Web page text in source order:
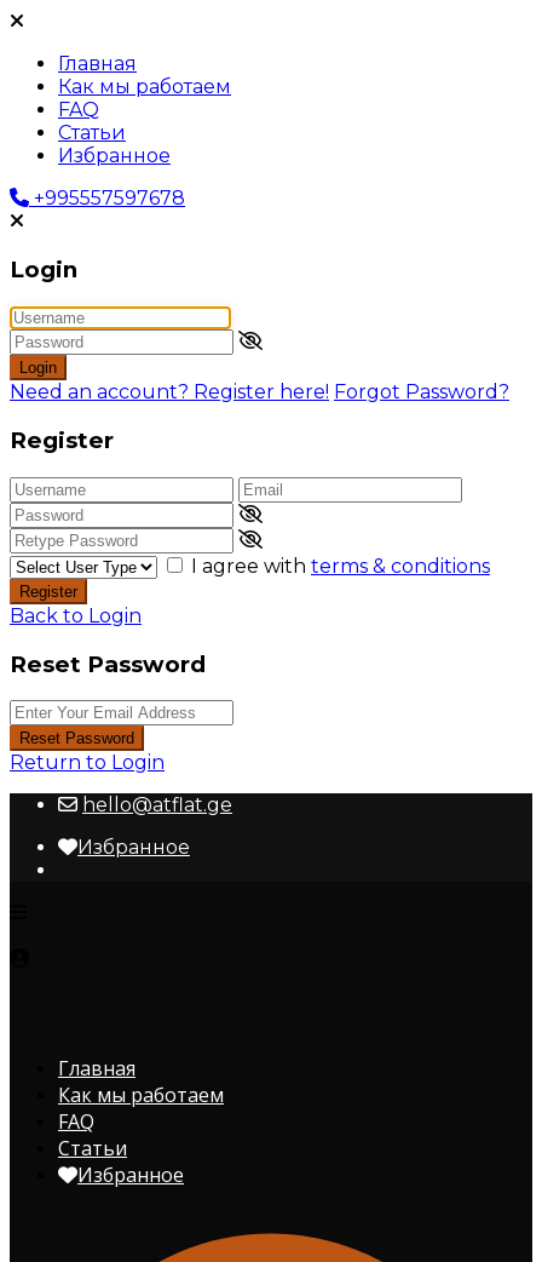
Главная
Как мы работаем
FAQ
Статьи
Избранное
+995557597678
Login
Login
Need an account? Register here! Forgot Password?
Register
I agree with terms & conditions
Register
Back to Login
Reset Password
Reset Password
Return to Login
hello@atflat.ge
Избранное
Главная
Как мы работаем
FAQ
Статьи
Избранное